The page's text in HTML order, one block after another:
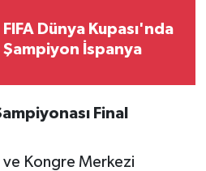
FIFA Dünya Kupası'nda
Şampiyon İspanya
Final
ve Kongre Merkezi